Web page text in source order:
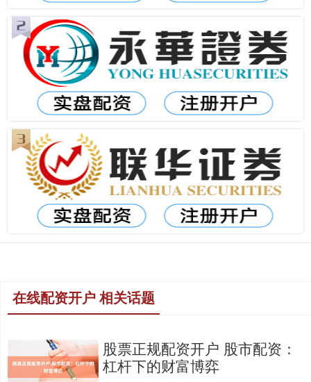
在线配资开户 相关话题
股票正规配资开户 股市配资：
杠杆下的财富博弈